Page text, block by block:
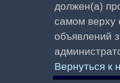
должен(а)
самом верху
объявлений
Вернуться к